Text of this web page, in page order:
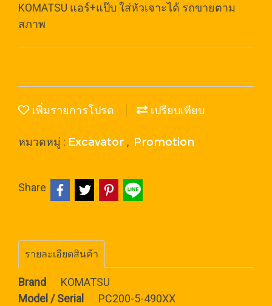
KOMATSU แอร์+แป๊บ ใส่หัวเจาะได้ รถขายตาม
สภาพ
เพิ่มรายการโปรด เปรียบเทียบ
หมวดหมู่ : Excavator , Promotion
Share
รายละเอียดสินค้า
Brand KOMATSU
Model / Serial
PC200-5-490XX